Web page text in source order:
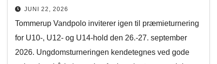
JUNI 22, 2026
Tommerup Vandpolo inviterer igen til præmieturnering
for U10-, U12- og U14-hold den 26.-27. september
2026. Ungdomsturneringen kendetegnes ved gode